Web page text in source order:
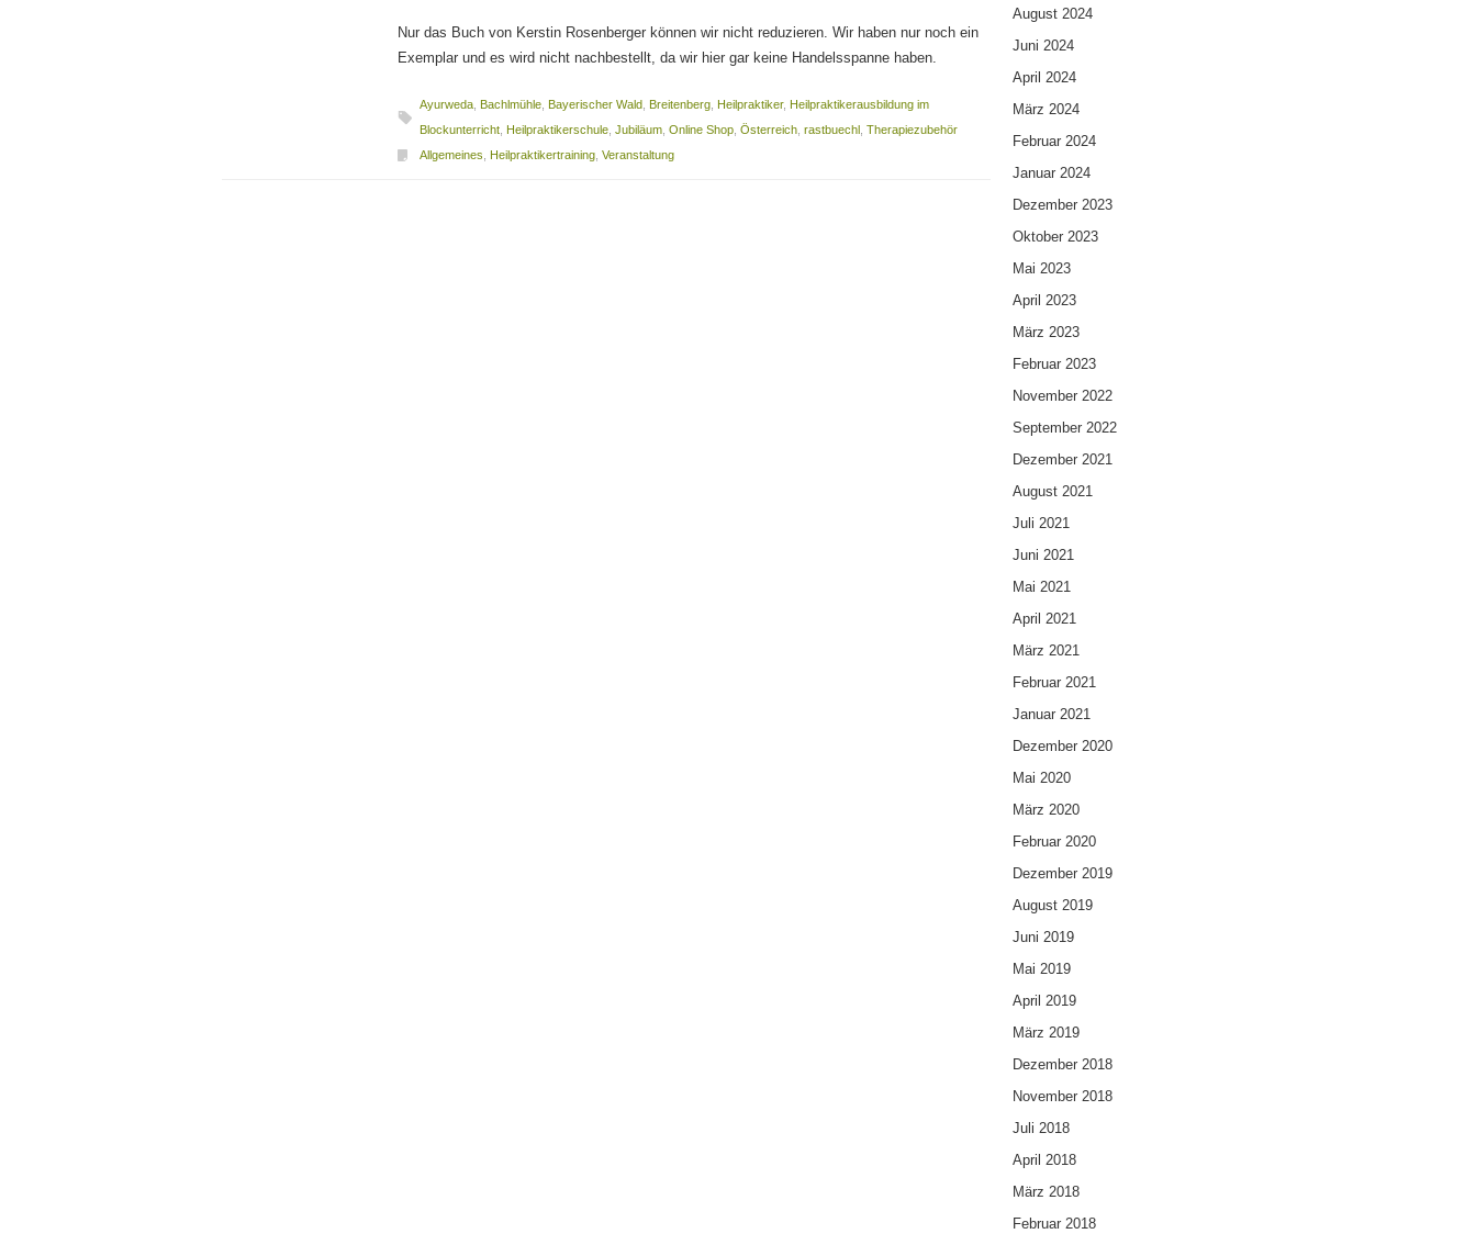
Nur das Buch von Kerstin Rosenberger können wir nicht reduzieren. Wir haben nur noch ein
Exemplar und es wird nicht nachbestellt, da wir hier gar keine Handelsspanne haben.
Ayurweda ,Bachlmühle ,Bayerischer Wald ,Breitenberg ,Heilpraktiker,Heilpraktikerausbildung im
Blockunterricht ,Heilpraktikerschule ,Jubiläum ,Online Shop ,Österreich ,rastbuechl ,Therapiezubehör
Allgemeines ,Heilpraktikertraining ,Veranstaltung
August 2024
Juni 2024
April 2024
März 2024
Februar 2024
Januar 2024
Dezember 2023
Oktober 2023
Mai 2023
April 2023
März 2023
Februar 2023
November 2022
September 2022
Dezember 2021
August 2021
Juli 2021
Juni 2021
Mai 2021
April 2021
März 2021
Februar 2021
Januar 2021
Dezember 2020
Mai 2020
März 2020
Februar 2020
Dezember 2019
August 2019
Juni 2019
Mai 2019
April 2019
März 2019
Dezember 2018
November 2018
Juli 2018
April 2018
März 2018
Februar 2018